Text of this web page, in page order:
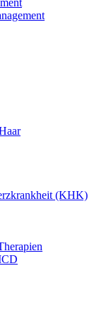
(KHK)